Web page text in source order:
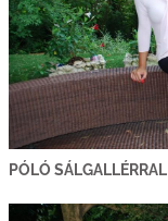
PÓLÓ SÁLGALLÉRRAL